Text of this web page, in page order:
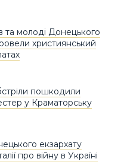
та молоді Донецького
християнський
пошкодили
у Краматорську
екзархату
про війну в Україні